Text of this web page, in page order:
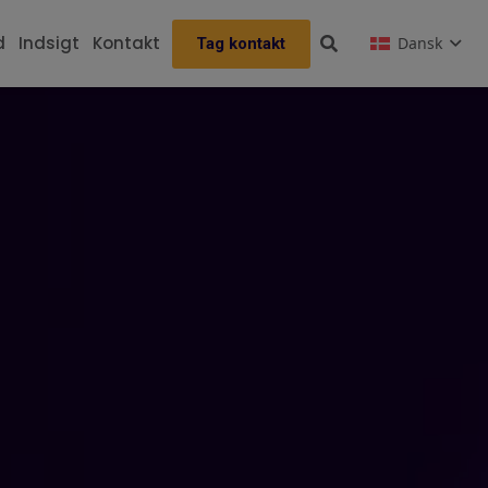
Indsigt Kontakt Tag kontakt Dansk